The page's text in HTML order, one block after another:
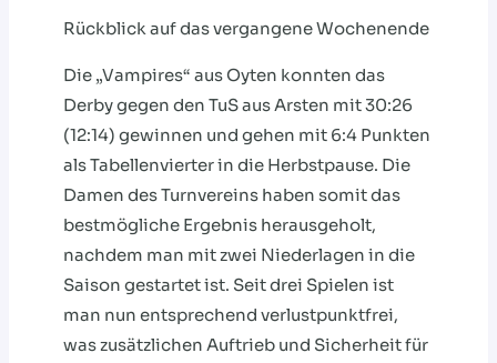
Rückblick auf das vergangene Wochenende
Die „Vampires“ aus Oyten konnten das
Derby gegen den TuS aus Arsten mit 30:26
(12:14) gewinnen und gehen mit 6:4 Punkten
als Tabellenvierter in die Herbstpause. Die
Damen des Turnvereins haben somit das
bestmögliche Ergebnis herausgeholt,
nachdem man mit zwei Niederlagen in die
Saison gestartet ist. Seit drei Spielen ist
man nun entsprechend verlustpunktfrei,
was zusätzlichen Auftrieb und Sicherheit für